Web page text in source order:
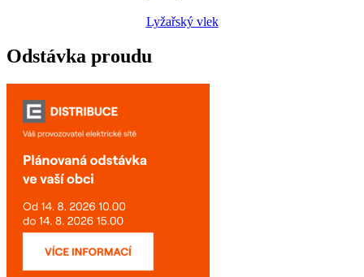
Lyžařský vlek
Odstávka proudu